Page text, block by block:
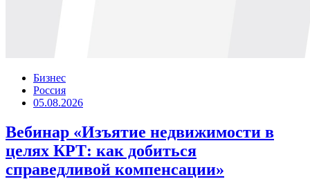
Бизнес
Россия
05.08.2026
Вебинар «Изъятие недвижимости в
целях КРТ: как добиться
справедливой компенсации»